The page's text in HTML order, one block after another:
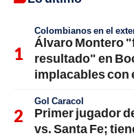
Colombianos en el
Álvaro Montero
resultado" en
implacables con
Gol Caracol
Primer jugador
vs. Santa Fe;